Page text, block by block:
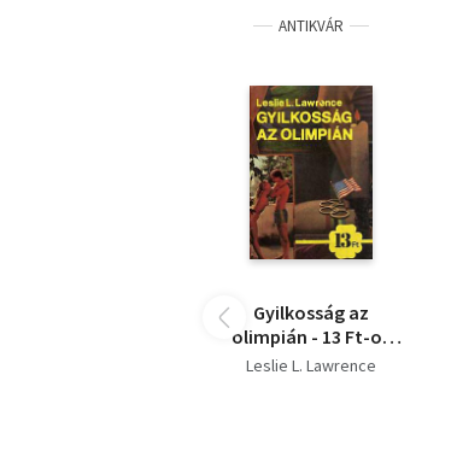
ANTIKVÁR
Gyilkosság az
olimpián - 13 Ft-os
sorozat
Leslie L. Lawrence